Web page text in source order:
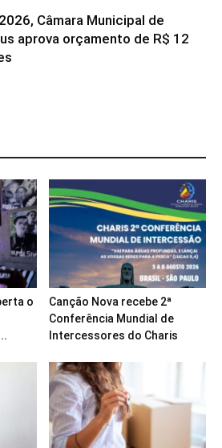
Câmara Municipal de
aprova orçamento de R$ 12
o
Canção Nova recebe 2ª
Conferência Mundial de
Intercessores do Charis